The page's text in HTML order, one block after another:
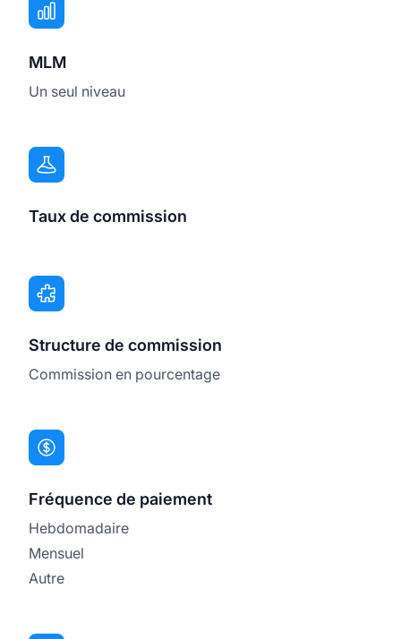
MLM
Un seul niveau
Taux de commission
Structure de commission
Commission en pourcentage
Fréquence de paiement
Hebdomadaire
Mensuel
Autre